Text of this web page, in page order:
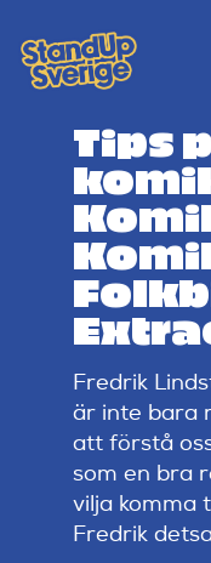
to
content
Standup-butik
Komiker
Lineup
Tidigare lineup
Klubbar
Tips
Fredrik
är inte bara
att förstå
som en bra
vilja komma
Fredrik